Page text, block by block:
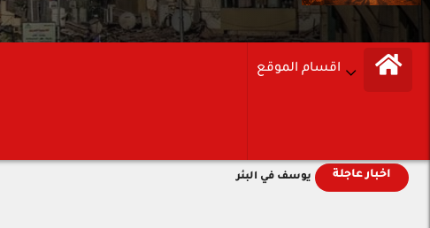
اقسام الموقع
اخبار عاجلة يوسف في البئر